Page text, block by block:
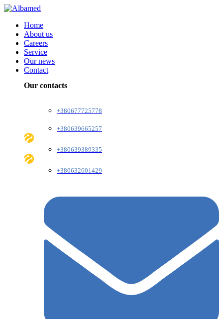
Home
About us
Careers
Service
Our news
Contact
Our contacts
+380677725778
+380639665257
+380639389335
+380632601429